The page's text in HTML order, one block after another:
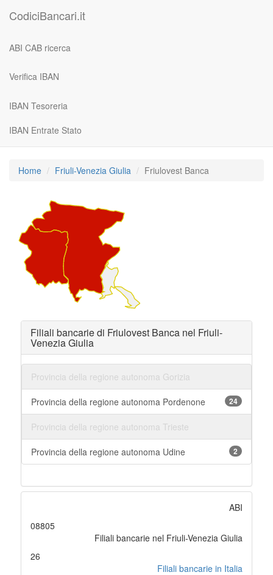
CodiciBancari.it
ABI CAB ricerca
Verifica IBAN
IBAN Tesoreria
IBAN Entrate Stato
Home Friuli-Venezia Giulia Friulovest Banca
Filiali bancarie di Friulovest Banca nel Friuli-
Venezia Giulia
Provincia della regione autonoma Gorizia
Provincia della regione autonoma Pordenone 24
Provincia della regione autonoma Trieste
Provincia della regione autonoma Udine 2
ABI
08805
Filiali bancarie nel Friuli-Venezia Giulia
26
Filiali bancarie in Italia